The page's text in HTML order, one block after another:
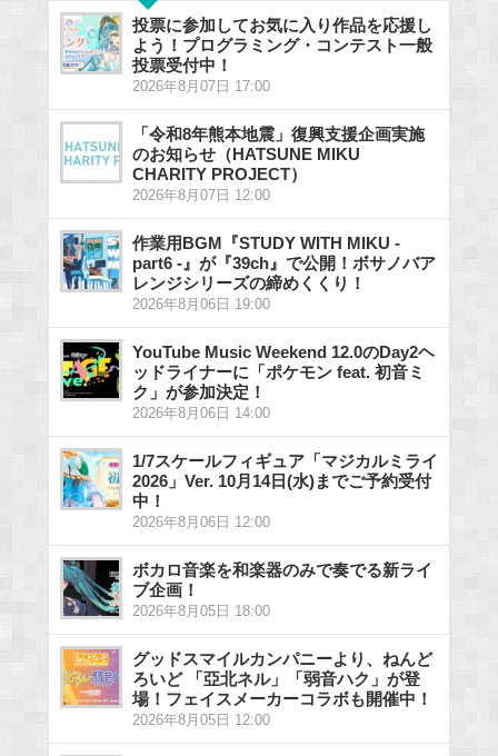
投票に参加してお気に入り作品を応援し
よう！プログラミング・コンテスト一般
投票受付中！
2026年8月07日 17:00
「令和8年熊本地震」復興支援企画実施
のお知らせ（HATSUNE MIKU
CHARITY PROJECT）
2026年8月07日 12:00
作業用BGM『STUDY WITH MIKU -
part6 -』が『39ch』で公開！ボサノバア
レンジシリーズの締めくくり！
2026年8月06日 19:00
YouTube Music Weekend 12.0のDay2ヘ
ッドライナーに「ポケモン feat. 初音ミ
ク」が参加決定！
2026年8月06日 14:00
1/7スケールフィギュア「マジカルミライ
2026」Ver. 10月14日(水)までご予約受付
中！
2026年8月06日 12:00
ボカロ音楽を和楽器のみで奏でる新ライ
ブ企画！
2026年8月05日 18:00
グッドスマイルカンパニーより、ねんど
ろいど 「亞北ネル」「弱音ハク」が登
場！フェイスメーカーコラボも開催中！
2026年8月05日 12:00